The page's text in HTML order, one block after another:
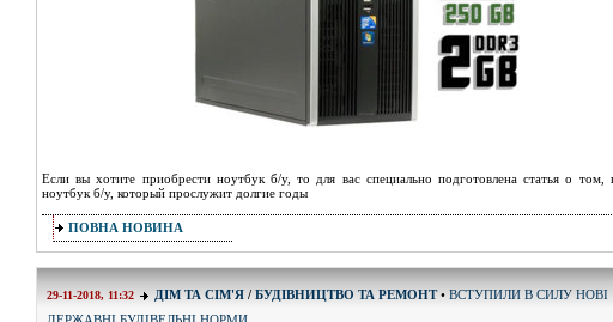
Если вы хотите приобрести ноутбук б/у, то для вас специально подготовлена статья о том,
ноутбук б/у, который прослужит долгие годы
ПОВНА НОВИНА
29-11-2018, 11:32 ДІМ ТА СІМ'Я / БУДІВНИЦТВО ТА РЕМОНТ• ВСТУПИЛИ В СИЛУ НОВІ